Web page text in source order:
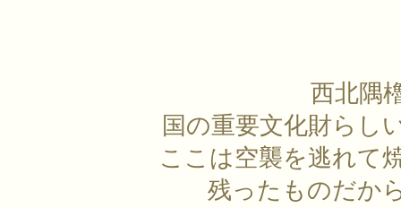
西北隅
国の重要文化財らし
ここは空襲を逃れて
残ったものだか